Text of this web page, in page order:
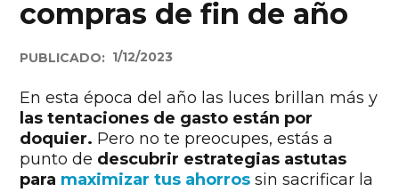
compras de fin de año
PUBLICADO: 1/12/2023
En esta época del año las luces brillan más y
las tentaciones de gasto están por
doquier. Pero no te preocupes, estás a
punto de descubrir estrategias astutas
para maximizar tus ahorros sin sacrificar la